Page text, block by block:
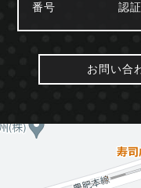
番号
認
お問い合